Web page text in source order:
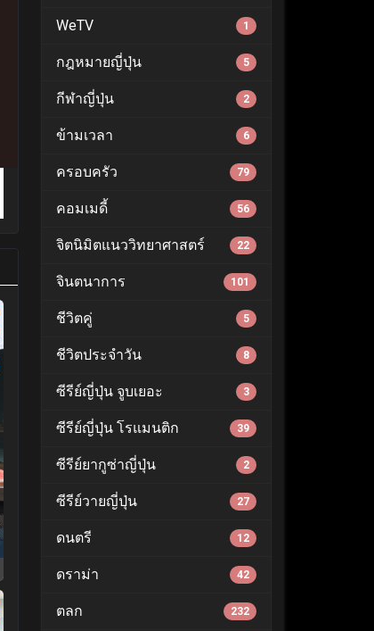
WeTV 1
กฎหมายญี่ปุ่น 5
กีฬาญี่ปุ่น 2
ข้ามเวลา 6
ครอบครัว 79
คอมเมดี้ 56
จิตนิมิตแนววิทยาศาสตร์ 22
จินตนาการ 101
ชีวิตคู่ 5
ชีวิตประจำวัน 8
ซีรีย์ญี่ปุ่น จูบเยอะ 3
ซีรีย์ญี่ปุ่น โรแมนติก 39
ซีรีย์ยากูซ่าญี่ปุ่น 2
ซีรีย์วายญี่ปุ่น 27
ดนตรี 12
ดราม่า 42
ตลก 232